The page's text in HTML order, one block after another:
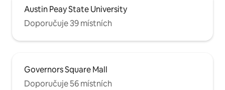
Austin Peay State University
Doporučuje 39 místních
Governors Square Mall
Doporučuje 56 místních